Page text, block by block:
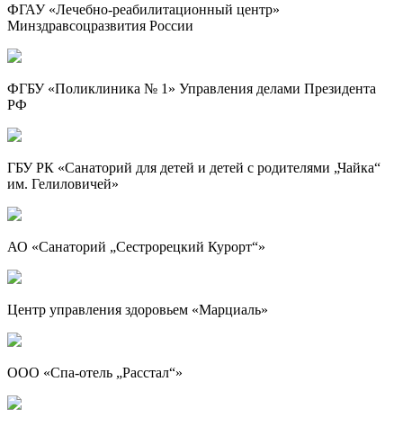
ФГАУ «Лечебно-реабилитационный центр»
Минздравсоцразвития России
ФГБУ «Поликлиника № 1» Управления делами Президента
РФ
ГБУ РК «Санаторий для детей и детей с родителями „Чайка“
им. Гелиловичей»
АО «Санаторий „Сестрорецкий Курорт“»
Центр управления здоровьем «Марциаль»
ООО «Спа-отель „Расстал“»